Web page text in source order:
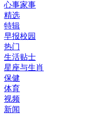
心事家事
精选
特辑
早报校园
热门
生活贴士
星座与生肖
保健
体育
视频
新闻